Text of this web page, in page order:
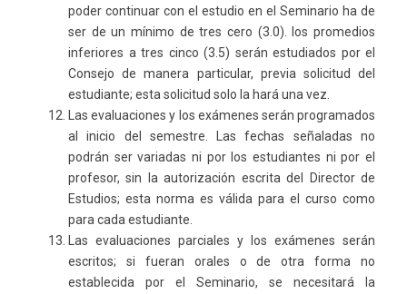
poder continuar con el estudio en el Seminario ha de
ser de un mínimo de tres cero (3.0). los promedios
inferiores a tres cinco (3.5) serán estudiados por el
Consejo de manera particular, previa solicitud del
estudiante; esta solicitud solo la hará una vez.
Las evaluaciones y los exámenes serán programados
al inicio del semestre. Las fechas señaladas no
podrán ser variadas ni por los estudiantes ni por el
profesor, sin la autorización escrita del Director de
Estudios; esta norma es válida para el curso como
para cada estudiante.
Las evaluaciones parciales y los exámenes serán
escritos; si fueran orales o de otra forma no
establecida por el Seminario, se necesitará la